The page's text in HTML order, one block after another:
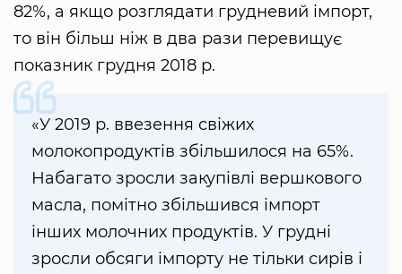
82%, а якщо розглядати грудневий імпорт,
то він більш ніж в два рази перевищує
показник грудня 2018 р.
«У 2019 р. ввезення свіжих
молокопродуктів збільшилося на 65%.
Набагато зросли закупівлі вершкового
масла, помітно збільшився імпорт
інших молочних продуктів. У грудні
зросли обсяги імпорту не тільки сирів і